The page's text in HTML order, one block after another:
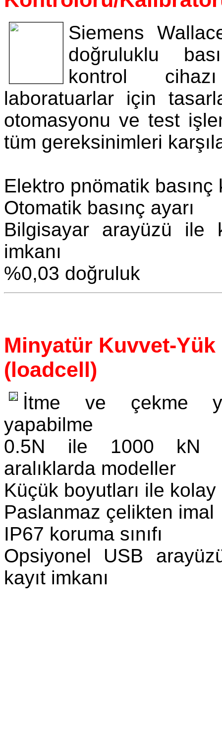
Siemens
doğruluklu
kontrol
laboratuarlar için
otomasyonu ve test
tüm gereksinimleri
Elektro pnömatik basınç
Otomatik basınç ayarı
Bilgisayar arayüzü ile
imkanı
%0,03 doğruluk
Minyatür Kuvvet-
(loadcell)
İtme ve çekme
yapabilme
0.5N ile 1000 kN
aralıklarda modeller
Küçük boyutları ile kolay
Paslanmaz çelikten imal
IP67 koruma sınıfı
Opsiyonel USB
kayıt imkanı